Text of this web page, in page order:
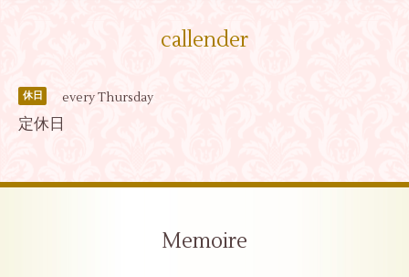
callender
休日 every Thursday
定休日
Memoire